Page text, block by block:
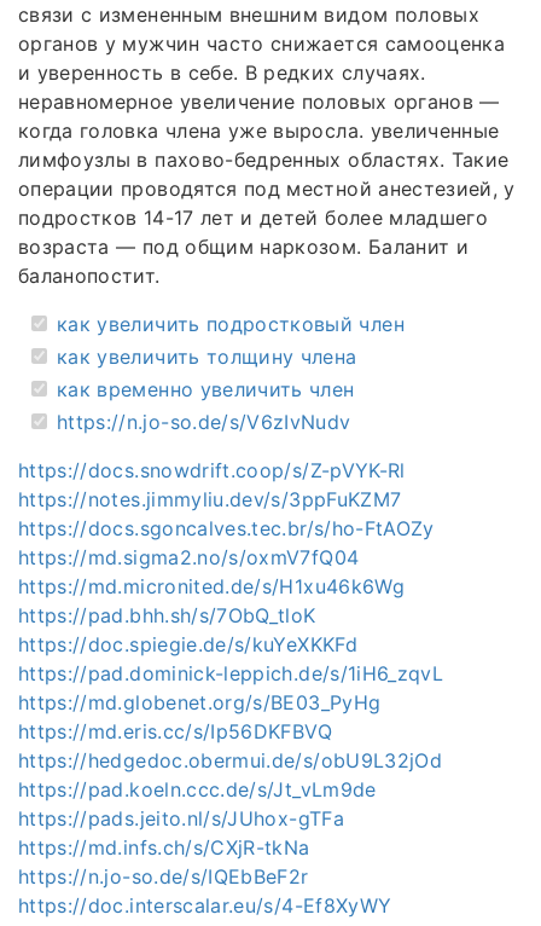
связи с измененным внешним видом половых
органов у мужчин часто снижается самооценка
и уверенность в себе. В редких случаях.
неравномерное увеличение половых органов —
когда головка члена уже выросла. увеличенные
лимфоузлы в пахово-бедренных областях. Такие
операции проводятся под местной анестезией, у
подростков 14-17 лет и детей более младшего
возраста — под общим наркозом. Баланит и
баланопостит.
как увеличить подростковый член
как увеличить толщину члена
как временно увеличить член
https://n.jo-so.de/s/V6zIvNudv
https://docs.snowdrift.coop/s/Z-pVYK-Rl
https://notes.jimmyliu.dev/s/3ppFuKZM7
https://docs.sgoncalves.tec.br/s/ho-FtAOZy
https://md.sigma2.no/s/oxmV7fQ04
https://md.micronited.de/s/H1xu46k6Wg
https://pad.bhh.sh/s/7ObQ_tloK
https://doc.spiegie.de/s/kuYeXKKFd
https://pad.dominick-leppich.de/s/1iH6_zqvL
https://md.globenet.org/s/BE03_PyHg
https://md.eris.cc/s/Ip56DKFBVQ
https://hedgedoc.obermui.de/s/obU9L32jOd
https://pad.koeln.ccc.de/s/Jt_vLm9de
https://pads.jeito.nl/s/JUhox-gTFa
https://md.infs.ch/s/CXjR-tkNa
https://n.jo-so.de/s/IQEbBeF2r
https://doc.interscalar.eu/s/4-Ef8XyWY